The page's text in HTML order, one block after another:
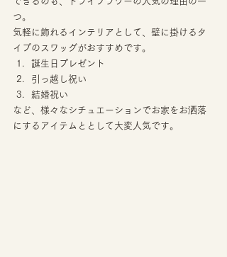
つ。
気軽に飾れるインテリアとして、壁に掛けるタ
イプのスワッグがおすすめです。
誕生日プレゼント
引っ越し祝い
結婚祝い
など、様々なシチュエーションでお家をお洒落
にするアイテムととして大変人気です。